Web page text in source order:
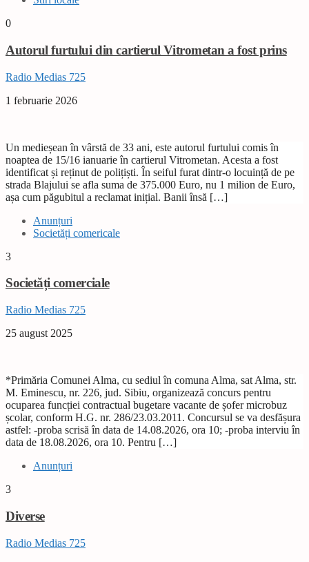
0
Autorul furtului din cartierul Vitrometan a fost prins
Radio Medias 725
1 februarie 2026
Un medieșean în vârstă de 33 ani, este autorul furtului comis în
noaptea de 15/16 ianuarie în cartierul Vitrometan. Acesta a fost
identificat și reținut de polițiști. În seiful furat dintr-o locuință de pe
strada Blajului se afla suma de 375.000 Euro, nu 1 milion de Euro,
așa cum păgubitul a reclamat inițial. Banii însă […]
Anunțuri
Societăți comericale
3
Societăți comerciale
Radio Medias 725
25 august 2025
*Primăria Comunei Alma, cu sediul în comuna Alma, sat Alma, str.
M. Eminescu, nr. 226, jud. Sibiu, organizează concurs pentru
ocuparea funcției contractual bugetare vacante de șofer microbuz
școlar, conform H.G. nr. 286/23.03.2011. Concursul se va desfășura
astfel: -proba scrisă în data de 14.08.2026, ora 10; -proba interviu în
data de 18.08.2026, ora 10. Pentru […]
Anunțuri
3
Diverse
Radio Medias 725